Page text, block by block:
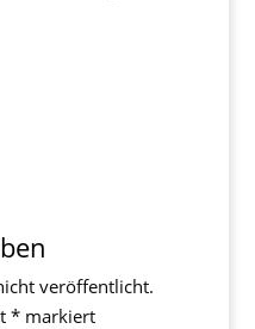
veröffentlicht.
*markiert